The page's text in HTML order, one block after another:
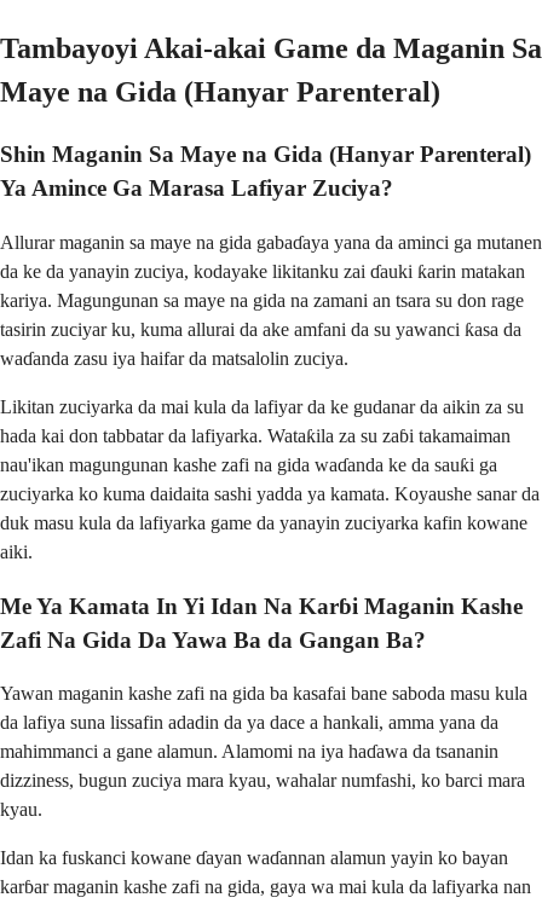
Tambayoyi Akai-akai Game da Maganin Sa
Maye na Gida (Hanyar Parenteral)
Shin Maganin Sa Maye na Gida (Hanyar Parenteral)
Ya Amince Ga Marasa Lafiyar Zuciya?
Allurar maganin sa maye na gida gabaɗaya yana da aminci ga mutanen
da ke da yanayin zuciya, kodayake likitanku zai ɗauki ƙarin matakan
kariya. Magungunan sa maye na gida na zamani an tsara su don rage
tasirin zuciyar ku, kuma allurai da ake amfani da su yawanci ƙasa da
waɗanda zasu iya haifar da matsalolin zuciya.
Likitan zuciyarka da mai kula da lafiyar da ke gudanar da aikin za su
hada kai don tabbatar da lafiyarka. Wataƙila za su zaɓi takamaiman
nau'ikan magungunan kashe zafi na gida waɗanda ke da sauƙi ga
zuciyarka ko kuma daidaita sashi yadda ya kamata. Koyaushe sanar da
duk masu kula da lafiyarka game da yanayin zuciyarka kafin kowane
aiki.
Me Ya Kamata In Yi Idan Na Karɓi Maganin Kashe
Zafi Na Gida Da Yawa Ba da Gangan Ba?
Yawan maganin kashe zafi na gida ba kasafai bane saboda masu kula
da lafiya suna lissafin adadin da ya dace a hankali, amma yana da
mahimmanci a gane alamun. Alamomi na iya haɗawa da tsananin
dizziness, bugun zuciya mara kyau, wahalar numfashi, ko barci mara
kyau.
Idan ka fuskanci kowane ɗayan waɗannan alamun yayin ko bayan
karɓar maganin kashe zafi na gida, gaya wa mai kula da lafiyarka nan